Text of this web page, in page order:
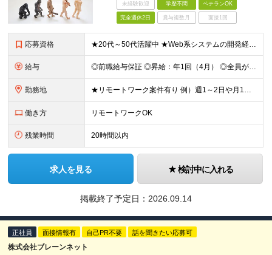
未経験歓迎 学歴不問 ベテランOK
完全週休2日 賞与複数月 面接1回
応募資格 ★20代～50代活躍中 ★Web系システムの開発経験3年程度ある方 (業界不問） またはチームをまとめた経験のある方（人数不問） ★学歴不問
給与 ◎前職給与保証 ◎昇給：年1回（4月） ◎全員が毎年昇給しています！ ◎決算賞与：年1回（3月）※業績に応じて決算賞与支給 ◎想定年収：540万円～880万円 ■月給：42.8万円～70万円 ※経
勤務地 ★リモートワーク案件有り 例）週1～2日や月1日の出社など ★転居を伴う転勤はありません ★勤務地は希望を考慮して決定 ▼下記エリアのいずれかのプロジェクト先となります 東京都、神奈川県、埼玉県、千
働き方 リモートワークOK
残業時間 20時間以内
求人を見る 検討中に入れる
掲載終了予定日： 2026.09.14
正社員 面接情報有 自己PR不要 話を聞きたい応募可
株式会社ブレーンネット